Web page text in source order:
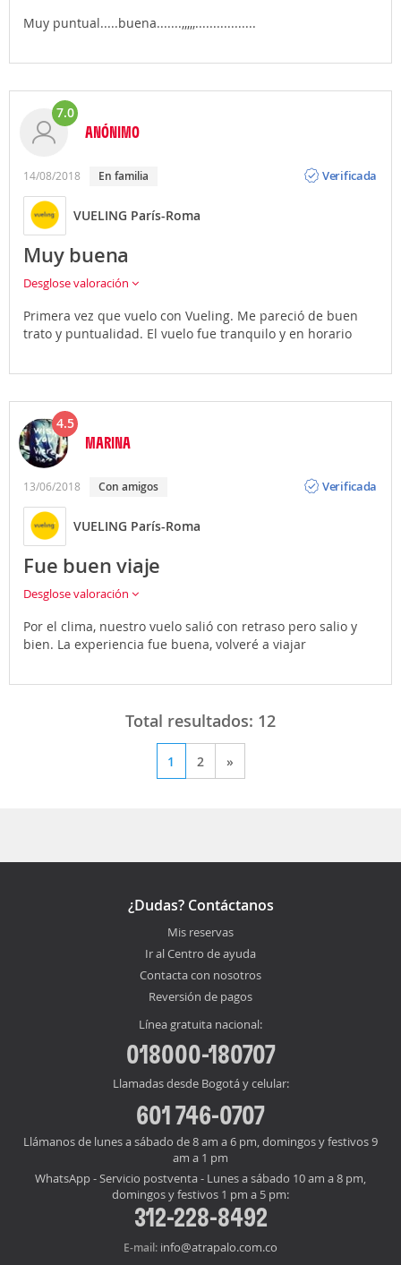
Muy puntual.....buena.......,,,,,.................
7.0
ANÓNIMO
14/08/2018 En familia
Verificada
VUELING París-Roma
Muy buena
Desglose valoración
Primera vez que vuelo con Vueling. Me pareció de buen
trato y puntualidad. El vuelo fue tranquilo y en horario
4.5
MARINA
13/06/2018 Con amigos
Verificada
VUELING París-Roma
Fue buen viaje
Desglose valoración
Por el clima, nuestro vuelo salió con retraso pero salio y
bien. La experiencia fue buena, volveré a viajar
Total resultados: 12
1 2 »
¿Dudas? Contáctanos
Mis reservas
Ir al Centro de ayuda
Contacta con nosotros
Reversión de pagos
Línea gratuita nacional:
018000-180707
Llamadas desde Bogotá y celular:
601 746-0707
Llámanos de lunes a sábado de 8 am a 6 pm, domingos y festivos 9
am a 1 pm
WhatsApp - Servicio postventa - Lunes a sábado 10 am a 8 pm,
domingos y festivos 1 pm a 5 pm:
312-228-8492
E-mail: info@atrapalo.com.co